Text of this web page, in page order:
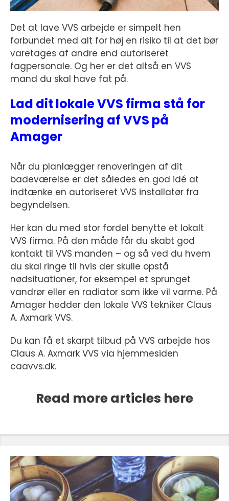
Det at lave VVS arbejde er simpelt hen
forbundet med alt for høj en risiko til at det bør
varetages af andre end autoriseret
fagpersonale. Og her er det altså en VVS
mand du skal have fat på.
Lad dit lokale VVS firma stå for
modernisering af VVS på
Amager
Når du planlægger renoveringen af dit
badeværelse er det således en god idé at
indtænke en autoriseret VVS installatør fra
begyndelsen.
Her kan du med stor fordel benytte et lokalt
VVS firma. På den måde får du skabt god
kontakt til VVS manden – og så ved du hvem
du skal ringe til hvis der skulle opstå
nødsituationer, for eksempel et sprunget
vandrør eller en radiator som ikke vil varme. På
Amager hedder den lokale VVS tekniker Claus
A. Axmark VVS.
Du kan få et skarpt tilbud på VVS arbejde hos
Claus A. Axmark VVS via hjemmesiden
caavvs.dk.
Read more articles here